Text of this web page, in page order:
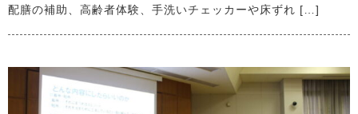
配膳の補助、高齢者体験、手洗いチェッカーや床ずれ […]